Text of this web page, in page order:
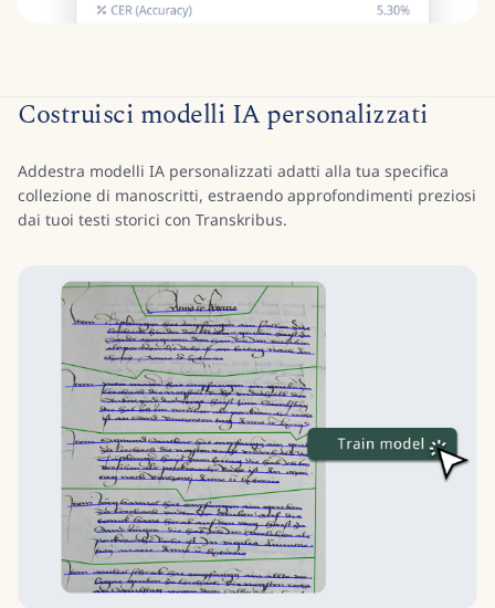
Costruisci modelli IA personalizzati
Addestra modelli IA personalizzati adatti alla tua specifica
collezione di manoscritti, estraendo approfondimenti preziosi
dai tuoi testi storici con Transkribus.